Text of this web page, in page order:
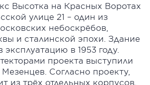
Высотка на Красных Воротах
улице 21 – один из
небоскрёбов,
и сталинской эпохи. Здание
в 1953 году.
проекта выступили
Согласно проекту,
из трёх отдельных корпусов.